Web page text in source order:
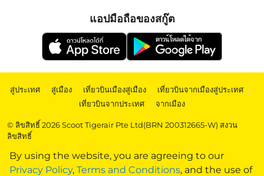
By using the website, you are agreeing to our
Privacy Policy, Terms and Conditions, and the use of
แอปมือถือของสกู๊ต
สู่ประเทศ | สู่เมือง | เที่ยวบินเมืองสู่เมือง | เที่ยวบินจากเมืองสู่ประเทศ |
เที่ยวบินจากประเทศ | จากเมือง
© ลิขสิทธิ์ 2026 Scoot Tigerair Pte Ltd(BRN 200312665-W) สงวน
ลิขสิทธิ์